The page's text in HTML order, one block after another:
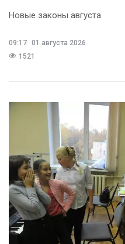
Новые законы августа
09:17 01 августа 2026
1521